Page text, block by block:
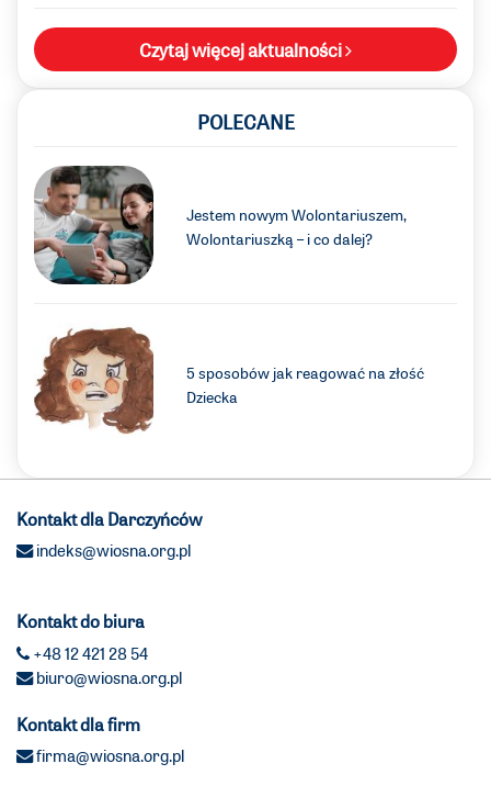
Czytaj więcej aktualności
POLECANE
Jestem nowym Wolontariuszem,
Wolontariuszką – i co dalej?
5 sposobów jak reagować na złość
Dziecka
Kontakt dla Darczyńców
indeks@wiosna.org.pl
Kontakt do biura
+48 12 421 28 54
biuro@wiosna.org.pl
Kontakt dla firm
firma@wiosna.org.pl